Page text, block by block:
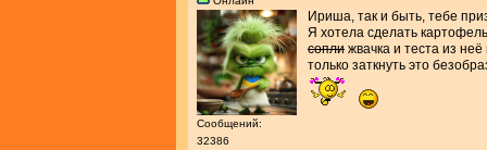
Сообщений:
32386
Ириша, так и быть, тебе
Я хотела сделать
сопли жвачка и теста из
только заткнуть это